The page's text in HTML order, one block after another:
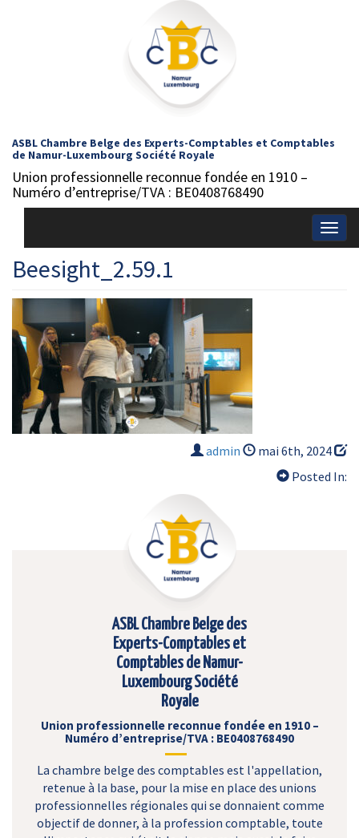
ASBL Chambre Belge des Experts-Comptables et Comptables
de Namur-Luxembourg Société Royale
Union professionnelle reconnue fondée en 1910 –
Numéro d’entreprise/TVA : BE0408768490
Beesight_2.59.1
admin
mai 6th, 2024
Posted In:
ASBL Chambre Belge des
Experts-Comptables et
Comptables de Namur-
Luxembourg Société
Royale
Union professionnelle reconnue fondée en 1910 –
Numéro d’entreprise/TVA : BE0408768490
La chambre belge des comptables est l'appellation,
retenue à la base, pour la mise en place des unions
professionnelles régionales qui se donnaient comme
objectif de donner, à la profession comptable, toute